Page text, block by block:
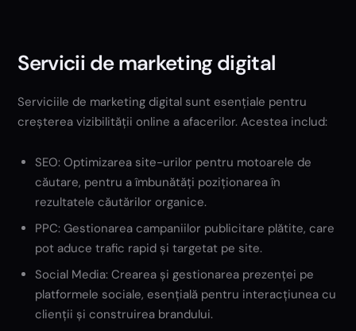
Servicii de marketing digital
Serviciile de marketing digital sunt esențiale pentru
creșterea vizibilității online a afacerilor. Acestea includ:
SEO: Optimizarea site-urilor pentru motoarele de
căutare, pentru a îmbunătăți poziționarea în
rezultatele căutărilor organice.
PPC: Gestionarea campaniilor publicitare plătite, care
pot aduce trafic rapid și targetat pe site.
Social Media: Crearea și gestionarea prezenței pe
platformele sociale, esențială pentru interacțiunea cu
clienții și construirea brandului.